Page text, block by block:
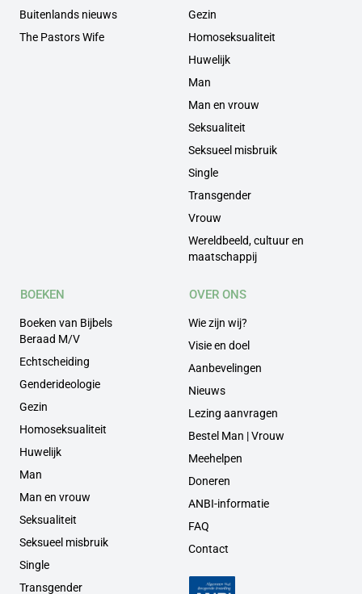
Buitenlands nieuws
The Pastors Wife
Gezin
Homoseksualiteit
Huwelijk
Man
Man en vrouw
Seksualiteit
Seksueel misbruik
Single
Transgender
Vrouw
Wereldbeeld, cultuur en
maatschappij
BOEKEN
Boeken van Bijbels
Beraad M/V
Echtscheiding
Genderideologie
Gezin
Homoseksualiteit
Huwelijk
Man
Man en vrouw
Seksualiteit
Seksueel misbruik
Single
Transgender
OVER ONS
Wie zijn wij?
Visie en doel
Aanbevelingen
Nieuws
Lezing aanvragen
Bestel Man | Vrouw
Meehelpen
Doneren
ANBI-informatie
FAQ
Contact